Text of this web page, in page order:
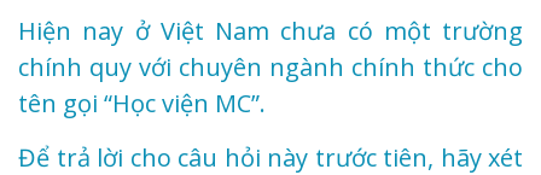
Hiện nay ở Việt Nam chưa có một trường
chính quy với chuyên ngành chính thức cho
tên gọi “Học viện MC”.
Để trả lời cho câu hỏi này trước tiên, hãy xét